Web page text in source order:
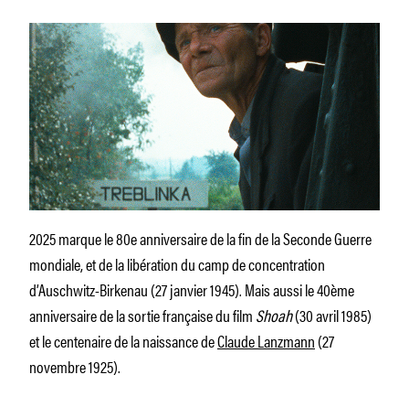
2025 marque le 80e anniversaire de la fin de la Seconde Guerre
mondiale, et de la libération du camp de concentration
d’Auschwitz-Birkenau (27 janvier 1945). Mais aussi le 40ème
anniversaire de la sortie française du filmShoah(30 avril 1985)
et le centenaire de la naissance deClaude Lanzmann(27
novembre 1925).